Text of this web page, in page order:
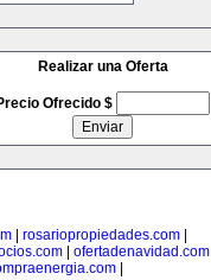
Realizar una Oferta
Ofrecido $
| rosariopropiedades.com|
| ofertadenavidad.com|
|